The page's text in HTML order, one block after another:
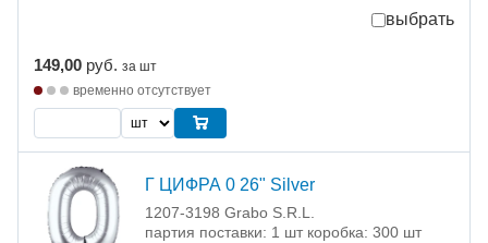
выбрать
149,00 руб. за шт
временно отсутствует
Г ЦИФРА 0 26" Silver
1207-3198 Grabo S.R.L.
партия поставки: 1 шт коробка: 300 шт